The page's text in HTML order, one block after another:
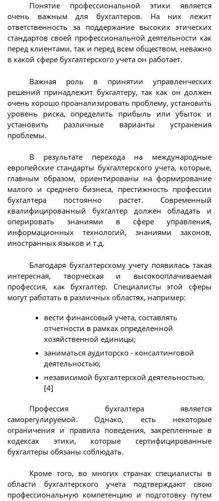
Понятие профессиональной этики является
очень важным для бухгалтеров. На них лежит
ответственность за поддержание высоких этических
стандартов своей профессиональной деятельности как
перед клиентами, так и перед всем обществом, неважно
в какой сфере бухгалтерского учета он работает.
Важная роль в принятии управленческих
решений принадлежит бухгалтеру, так как он должен
очень хорошо проанализировать проблему, установить
уровень риска, определить прибыль или убыток и
установить различные варианты устранения
проблемы.
В результате перехода на международные
европейские стандарты бухгалтерского учета, которые,
главным образом, ориентированы на формирование
малого и среднего бизнеса, престижность профессии
бухгалтера постоянно растет. Современный
квалифицированный бухгалтер должен обладать и
оперировать знаниями в сфере управления,
информационных технологий, знаниями законов,
иностранных языков и т.д.
Благодаря бухгалтерскому учету появилась такая
интересная, творческая и высокооплачиваемая
профессия, как бухгалтер. Специалисты этой сферы
могут работать в различных областях, например:
вести финансовый учета, составлять
отчетности в рамках определенной
хозяйственной единицы;
заниматься аудиторско - консалтинговой
деятельностью;
независимой бухгалтерской деятельностью.
[4]
Профессия бухгалтера является
саморегулируемой. Однако, есть некоторые
ограничения и правила поведения, закрепленные в
кодексах этики, которые сертифицированные
бухгалтеры обязаны соблюдать.
Кроме того, во многих странах специалисты в
области бухгалтерского учета подтверждают свою
профессиональную компетенцию и подготовку путем